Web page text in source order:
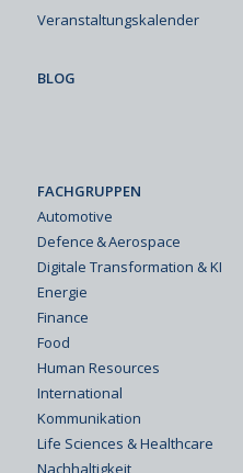
Veranstaltungskalender
BLOG
FACHGRUPPEN
Automotive
Defence & Aerospace
Digitale Transformation & KI
Energie
Finance
Food
Human Resources
International
Kommunikation
Life Sciences & Healthcare
Nachhaltigkeit